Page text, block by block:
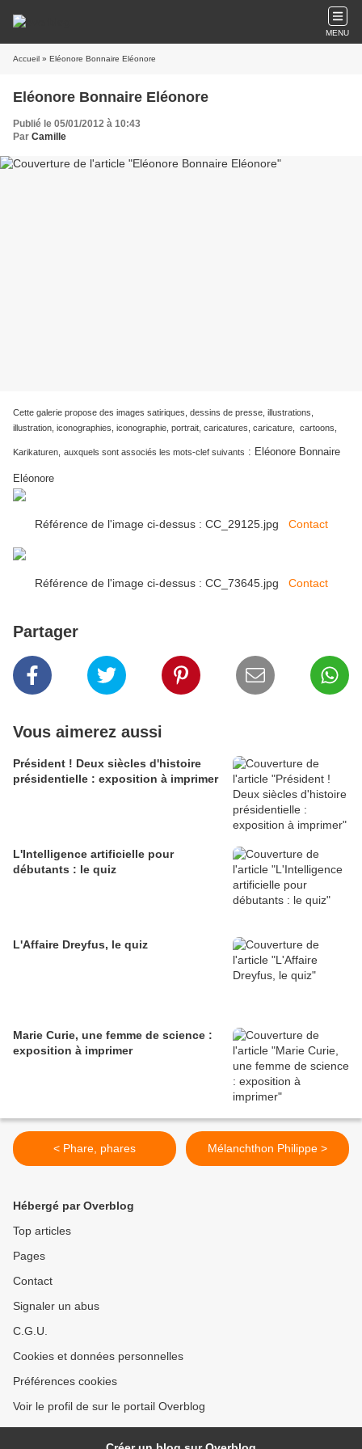
MENU
Accueil » Eléonore Bonnaire Eléonore
Eléonore Bonnaire Eléonore
Publié le 05/01/2012 à 10:43
Par Camille
Cette galerie propose des images satiriques, dessins de presse, illustrations,
illustration, iconographies, iconographie, portrait, caricatures, caricature, cartoons,
Karikaturen, auxquels sont associés les mots-clef suivants : Eléonore Bonnaire
Eléonore
Référence de l'image ci-dessus : CC_29125.jpg Contact
Référence de l'image ci-dessus : CC_73645.jpg Contact
Partager
Vous aimerez aussi
Président ! Deux siècles d'histoire
présidentielle : exposition à imprimer
L'Intelligence artificielle pour
débutants : le quiz
L'Affaire Dreyfus, le quiz
Marie Curie, une femme de science :
exposition à imprimer
< Phare, phares Mélanchthon Philippe >
Hébergé par Overblog
Top articles
Pages
Contact
Signaler un abus
C.G.U.
Cookies et données personnelles
Préférences cookies
Voir le profil de sur le portail Overblog